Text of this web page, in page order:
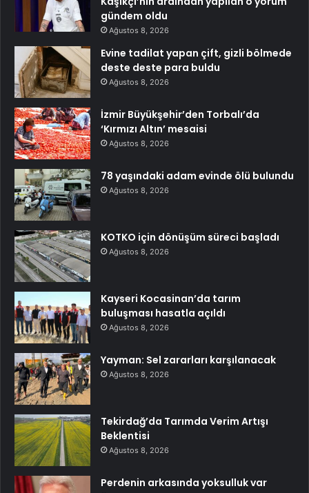
gündem oldu
Ağustos 8, 2026
Evine tadilat yapan çift, gizli bölmede
deste deste para buldu
Ağustos 8, 2026
İzmir Büyükşehir’den Torbalı’da
‘Kırmızı Altın’ mesaisi
Ağustos 8, 2026
78 yaşındaki adam evinde ölü bulundu
Ağustos 8, 2026
KOTKO için dönüşüm süreci başladı
Ağustos 8, 2026
Kayseri Kocasinan’da tarım
buluşması hasatla açıldı
Ağustos 8, 2026
Yayman: Sel zararları karşılanacak
Ağustos 8, 2026
Tekirdağ’da Tarımda Verim Artışı
Beklentisi
Ağustos 8, 2026
Perdenin arkasında yoksulluk var